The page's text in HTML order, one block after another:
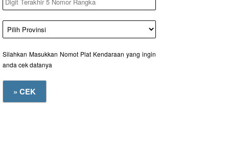
Silahkan Masukkan Nomot Plat Kendaraan yang ingin
anda cek datanya